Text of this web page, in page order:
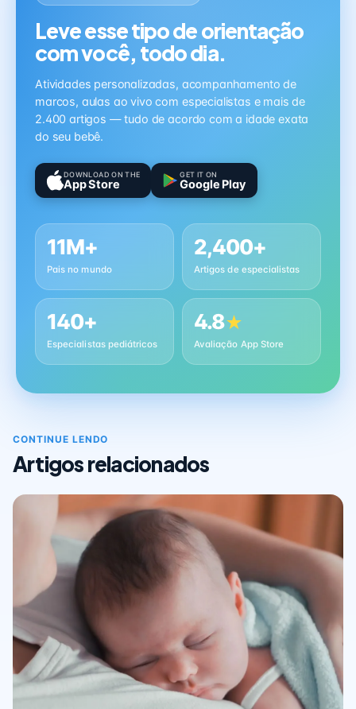
Leve esse tipo de orientação
com você, todo dia.
Atividades personalizadas, acompanhamento de
marcos, aulas ao vivo com especialistas e mais de
2.400 artigos — tudo de acordo com a idade exata
do seu bebê.
DOWNLOAD ON THE
App Store
GET IT ON
Google Play
11M+
Pais no mundo
2,400+
Artigos de especialistas
140+
Especialistas pediátricos
4.8★
Avaliação App Store
CONTINUE LENDO
Artigos relacionados